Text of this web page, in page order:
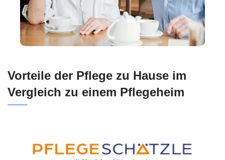
Vorteile der Pflege zu Hause im
Vergleich zu einem Pflegeheim